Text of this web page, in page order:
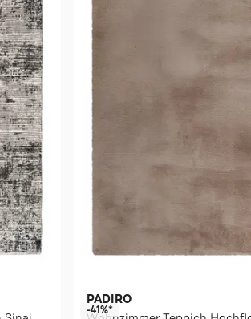
PADIRO
-41%*